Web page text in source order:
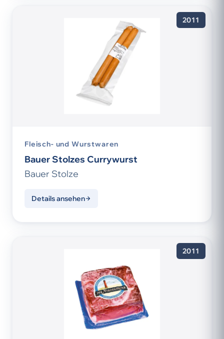
2011
Fleisch- und Wurstwaren
Bauer Stolzes Currywurst
Bauer Stolze
Details ansehen
2011